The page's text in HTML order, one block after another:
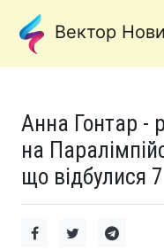
Вектор
Анна Гонтар -
на
що відбулися